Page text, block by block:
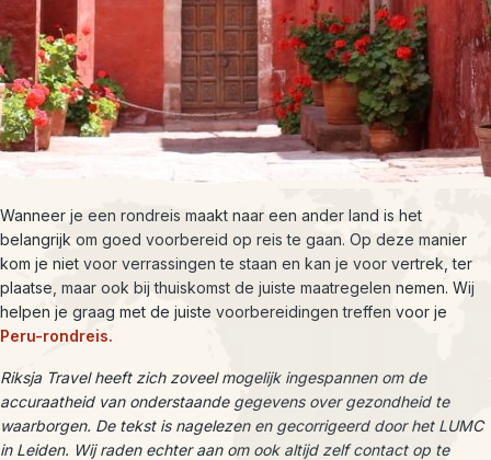
Wanneer je een rondreis maakt naar een ander land is het
belangrijk om goed voorbereid op reis te gaan. Op deze manier
kom je niet voor verrassingen te staan en kan je voor vertrek, ter
plaatse, maar ook bij thuiskomst de juiste maatregelen nemen. Wij
helpen je graag met de juiste voorbereidingen treffen voor je
Peru-rondreis.
Riksja Travel heeft zich zoveel mogelijk ingespannen om de
accuraatheid van onderstaande gegevens over gezondheid te
waarborgen. De tekst is nagelezen en gecorrigeerd door het LUMC
in Leiden. Wij raden echter aan om ook altijd zelf contact op te